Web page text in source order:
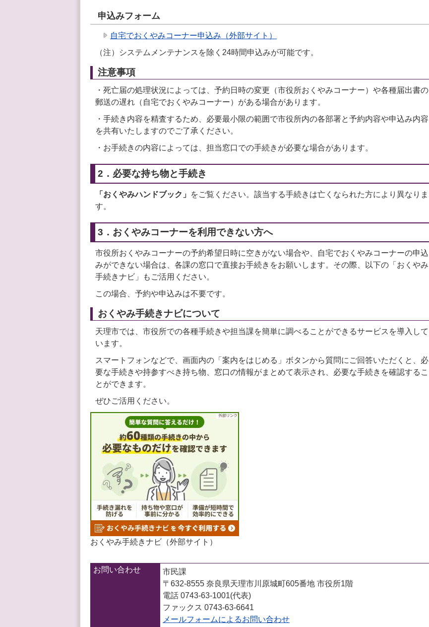
申込みフォーム
自宅でおくやみコーナー申込み（外部サイト）
（注）システムメンテナンスを除く24時間申込みが可能です。
注意事項
・死亡届の処理状況によっては、予約日時の変更（市役所おくやみコーナー）や各種届出書の
郵送の遅れ（自宅でおくやみコーナー）がある場合があります。
・手続き内容を精査するため、必要最小限の範囲で市役所内の各部署と予約内容や申込み内容
を共有いたしますのでご了承ください。
・お手続きの内容によっては、担当窓口での手続きが必要な場合があります。
2．必要な持ち物と手続き
「おくやみハンドブック」
をご覧ください。該当する手続きは亡くなられた方により異なりま
す。
3．おくやみコーナーを利用できない方へ
市役所おくやみコーナーの予約希望日時に空きがない場合や、自宅でおくやみコーナーの申込
みができない場合は、各課の窓口で直接お手続きをお願いします。その際、以下の「おくやみ
手続きナビ」もご活用ください。
この場合、予約や申込みは不要です。
おくやみ手続きナビについて
天理市では、市役所での各種手続きや担当課を簡単に調べることができるサービスを導入して
います。
スマートフォンなどで、画面内の「案内をはじめる」ボタンから質問にご回答いただくと、必
要な手続きや持参すべき持ち物、窓口の情報がまとめて表示され、必要な手続きを確認するこ
とができます。
ぜひご活用ください。
おくやみ手続きナビ（外部サイト）
お問い合わせ
市民課
〒632-8555 奈良県天理市川原城町605番地 市役所1階
電話 0743-63-1001(代表)
ファックス 0743-63-6641
メールフォームによるお問い合わせ